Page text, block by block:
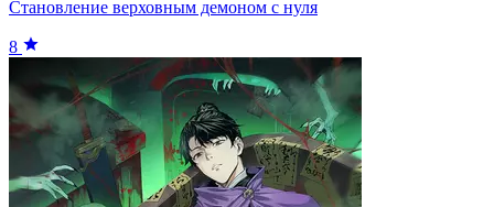
Становление верховным демоном с нуля
8